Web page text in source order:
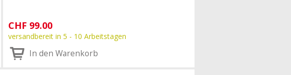
CHF 99.00
versandbereit in 5 - 10 Arbeitstagen
In den Warenkorb